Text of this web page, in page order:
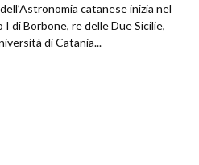
catanese inizia nel
di Borbone, re delle Due Sicilie,
di Catania...